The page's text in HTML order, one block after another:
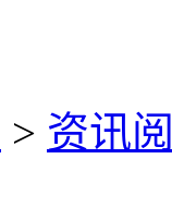
> 资讯